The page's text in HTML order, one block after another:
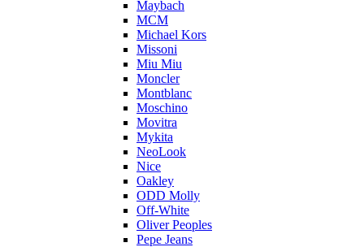
Maybach
MCM
Michael Kors
Missoni
Miu Miu
Moncler
Montblanc
Moschino
Movitra
Mykita
NeoLook
Nice
Oakley
ODD Molly
Off-White
Oliver Peoples
Pepe Jeans